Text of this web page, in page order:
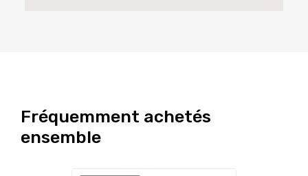
Fréquemment achetés
ensemble